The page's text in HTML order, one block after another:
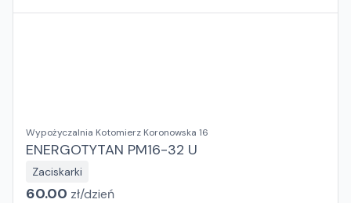
Wypożyczalnia Kotomierz Koronowska 16
ENERGOTYTAN PM16-32 U
Zaciskarki
60.00 zł/dzień